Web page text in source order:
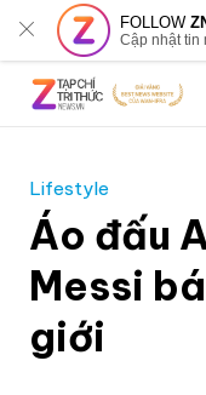
FOLLOW
Cập nhật tin
Lifestyle
Áo đấu
Messi
giới